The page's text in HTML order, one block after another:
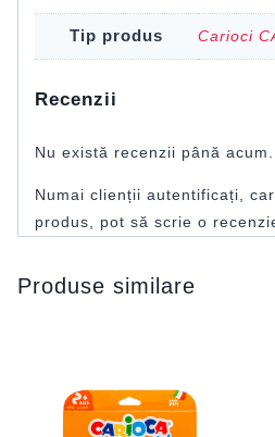
Tip produs Carioci
Recenzii
Nu există recenzii până acum.
Numai clienții autentificați,
produs, pot să scrie o
Produse similare